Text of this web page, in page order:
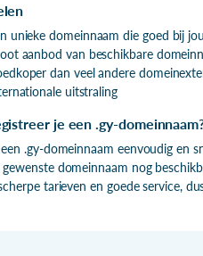
unieke domeinnaam die goed bij
aanbod van beschikbare
dan veel andere
uitstraling
je een .gy-
.gy-domeinnaam eenvoudig en
domeinnaam nog
tarieven en goede service,